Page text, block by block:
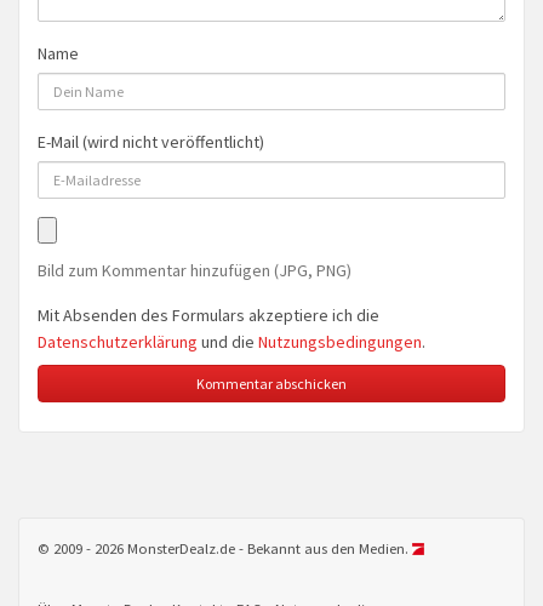
Name
E-Mail (wird nicht veröffentlicht)
Bild zum Kommentar hinzufügen (JPG, PNG)
Mit Absenden des Formulars akzeptiere ich die
Datenschutzerklärung und die Nutzungsbedingungen.
© 2009 - 2026 MonsterDealz.de - Bekannt aus den Medien.